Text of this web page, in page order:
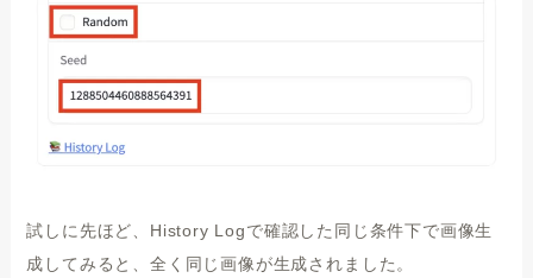
試しに先ほど、History Logで確認した同じ条件下で画像生
成してみると、全く同じ画像が生成されました。